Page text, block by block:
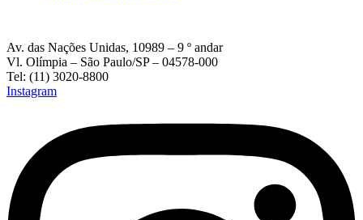
Av. das Nações Unidas, 10989 – 9 º andar
Vl. Olímpia – São Paulo/SP – 04578-000
Tel: (11) 3020-8800
Instagram